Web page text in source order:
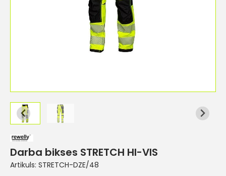
Darba bikses STRETCH HI-VIS
Artikuls: STRETCH-DZE/48